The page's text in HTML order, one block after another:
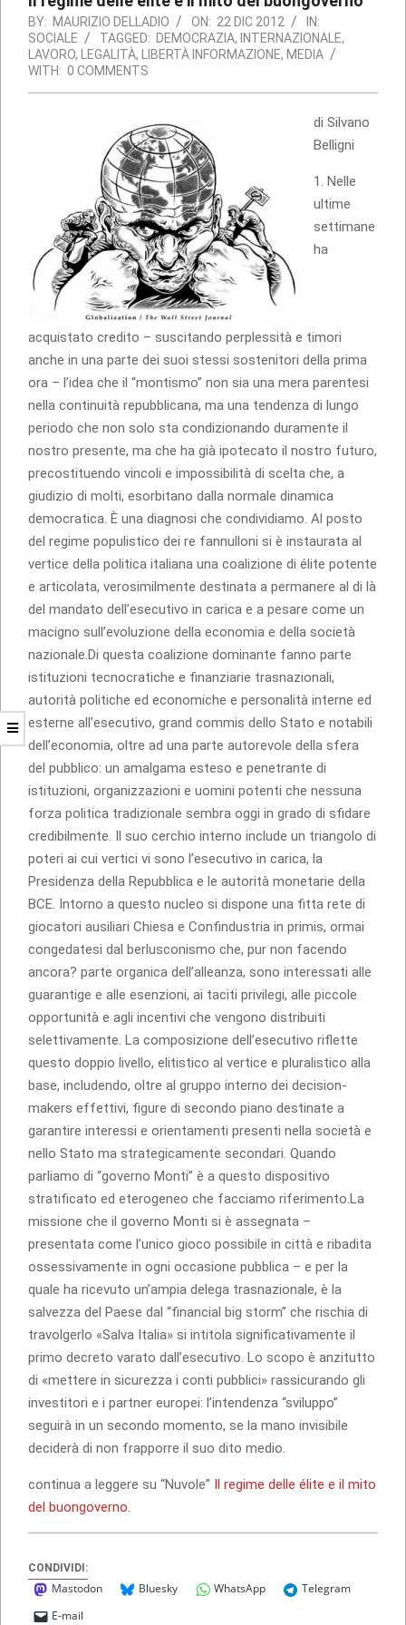
BY: MAURIZIO DELLADIO ON: 22 DIC 2012
IN:
SOCIALE
TAGGED: DEMOCRAZIA, INTERNAZIONALE,
LAVORO, LEGALITÀ, LIBERTÀ INFORMAZIONE, MEDIA
WITH: 0 COMMENTS
di Silvano
Belligni
1. Nelle
ultime
settimane
ha
acquistato credito – suscitando perplessità e timori
anche in una parte dei suoi stessi sostenitori della prima
ora – l’idea che il “montismo” non sia una mera parentesi
nella continuità repubblicana, ma una tendenza di lungo
periodo che non solo sta condizionando duramente il
nostro presente, ma che ha già ipotecato il nostro futuro,
precostituendo vincoli e impossibilità di scelta che, a
giudizio di molti, esorbitano dalla normale dinamica
democratica. È una diagnosi che condividiamo. Al posto
del regime populistico dei re fannulloni si è instaurata al
vertice della politica italiana una coalizione di élite potente
e articolata, verosimilmente destinata a permanere al di là
del mandato dell’esecutivo in carica e a pesare come un
macigno sull’evoluzione della economia e della società
nazionale.Di questa coalizione dominante fanno parte
istituzioni tecnocratiche e finanziarie trasnazionali,
autorità politiche ed economiche e personalità interne ed
esterne all’esecutivo, grand commis dello Stato e notabili
dell’economia, oltre ad una parte autorevole della sfera
del pubblico: un amalgama esteso e penetrante di
istituzioni, organizzazioni e uomini potenti che nessuna
forza politica tradizionale sembra oggi in grado di sfidare
credibilmente. Il suo cerchio interno include un triangolo di
poteri ai cui vertici vi sono l’esecutivo in carica, la
Presidenza della Repubblica e le autorità monetarie della
BCE. Intorno a questo nucleo si dispone una fitta rete di
giocatori ausiliari Chiesa e Confindustria in primis, ormai
congedatesi dal berlusconismo che, pur non facendo
ancora? parte organica dell’alleanza, sono interessati alle
guarantige e alle esenzioni, ai taciti privilegi, alle piccole
opportunità e agli incentivi che vengono distribuiti
selettivamente. La composizione dell’esecutivo riflette
questo doppio livello, elitistico al vertice e pluralistico alla
base, includendo, oltre al gruppo interno dei decision-
makers effettivi, figure di secondo piano destinate a
garantire interessi e orientamenti presenti nella società e
nello Stato ma strategicamente secondari. Quando
parliamo di “governo Monti” è a questo dispositivo
stratificato ed eterogeneo che facciamo riferimento.La
missione che il governo Monti si è assegnata –
presentata come l’unico gioco possibile in città e ribadita
ossessivamente in ogni occasione pubblica – e per la
quale ha ricevuto un’ampia delega trasnazionale, è la
salvezza del Paese dal “financial big storm” che rischia di
travolgerlo «Salva Italia» si intitola significativamente il
primo decreto varato dall’esecutivo. Lo scopo è anzitutto
di «mettere in sicurezza i conti pubblici» rassicurando gli
investitori e i partner europei: l’intendenza “sviluppo”
seguirà in un secondo momento, se la mano invisibile
deciderà di non frapporre il suo dito medio.
continua a leggere su “Nuvole” Il regime delle élite e il mito
del buongoverno
CONDIVIDI:
Mastodon Bluesky WhatsApp
Telegram
E-mail